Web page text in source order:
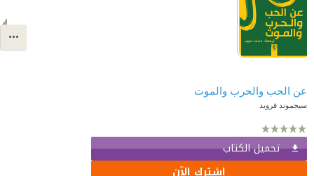
عن الحب والحرب والموت
سيجموند فرويد
تحميل الكتاب
اشترك الآن